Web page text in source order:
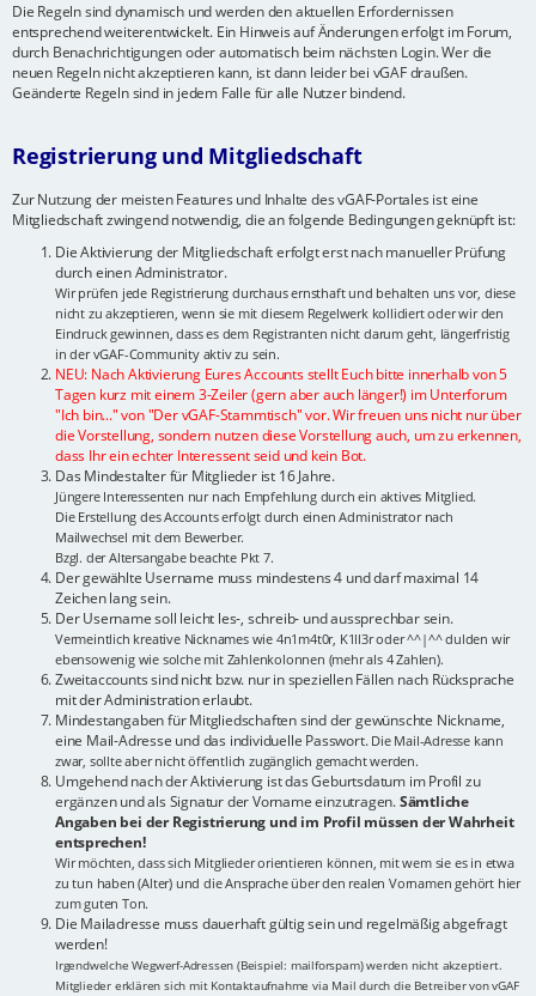
Die Regeln sind dynamisch und werden den aktuellen Erfordernissen
entsprechend weiterentwickelt. Ein Hinweis auf Änderungen erfolgt im Forum,
durch Benachrichtigungen oder automatisch beim nächsten Login. Wer die
neuen Regeln nicht akzeptieren kann, ist dann leider bei vGAF draußen.
Geänderte Regeln sind in jedem Falle für alle Nutzer bindend.
Registrierung und Mitgliedschaft
Zur Nutzung der meisten Features und Inhalte des vGAF-Portales ist eine
Mitgliedschaft zwingend notwendig, die an folgende Bedingungen geknüpft ist:
Die Aktivierung der Mitgliedschaft erfolgt erst nach manueller Prüfung
durch einen Administrator.
Wir prüfen jede Registrierung durchaus ernsthaft und behalten uns vor, diese
nicht zu akzeptieren, wenn sie mit diesem Regelwerk kollidiert oder wir den
Eindruck gewinnen, dass es dem Registranten nicht darum geht, längerfristig
in der vGAF-Community aktiv zu sein.
NEU: Nach Aktivierung Eures Accounts stellt Euch bitte innerhalb von 5
Tagen kurz mit einem 3-Zeiler (gern aber auch länger!) im Unterforum
"Ich bin..." von "Der vGAF-Stammtisch" vor. Wir freuen uns nicht nur über
die Vorstellung, sondern nutzen diese Vorstellung auch, um zu erkennen,
dass Ihr ein echter Interessent seid und kein Bot.
Das Mindestalter für Mitglieder ist 16 Jahre.
Jüngere Interessenten nur nach Empfehlung durch ein aktives Mitglied.
Die Erstellung des Accounts erfolgt durch einen Administrator nach
Mailwechsel mit dem Bewerber.
Bzgl. der Altersangabe beachte Pkt 7.
Der gewählte Username muss mindestens 4 und darf maximal 14
Zeichen lang sein.
Der Username soll leicht les-, schreib- und aussprechbar sein.
Vermeintlich kreative Nicknames wie 4n1m4t0r, K1ll3r oder ^^|^^ dulden wir
ebensowenig wie solche mit Zahlenkolonnen (mehr als 4 Zahlen).
Zweitaccounts sind nicht bzw. nur in speziellen Fällen nach Rücksprache
mit der Administration erlaubt.
Mindestangaben für Mitgliedschaften sind der gewünschte Nickname,
eine Mail-Adresse und das individuelle Passwort. Die Mail-Adresse kann
zwar, sollte aber nicht öffentlich zugänglich gemacht werden.
Umgehend nach der Aktivierung ist das Geburtsdatum im Profil zu
ergänzen und als Signatur der Vorname einzutragen.Sämtliche
Angaben bei der Registrierung und im Profil müssen der Wahrheit
entsprechen!
Wir möchten, dass sich Mitglieder orientieren können, mit wem sie es in etwa
zu tun haben (Alter) und die Ansprache über den realen Vornamen gehört hier
zum guten Ton.
Die Mailadresse muss dauerhaft gültig sein und regelmäßig abgefragt
werden!
Irgendwelche Wegwerf-Adressen (Beispiel: mailforspam) werden nicht akzeptiert.
Mitglieder erklären sich mit Kontaktaufnahme via Mail durch die Betreiber von vGAF